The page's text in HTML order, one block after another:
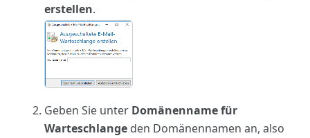
erstellen.
Geben Sie unter Domänenname für
Warteschlange den Domänennamen an, also